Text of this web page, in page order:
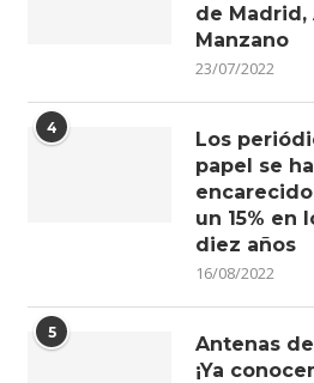
de Madrid,
Manzano
23/07/2022
4
Los
papel se
un 15% en
diez años
16/08/2022
5
Antenas
¡Ya